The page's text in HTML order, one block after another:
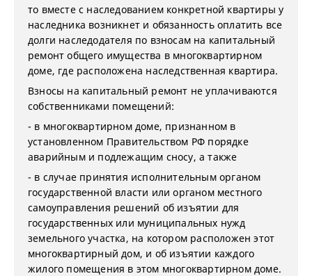
то вместе с наследованием конкретной квартиры у
наследника возникнет и обязанность оплатить все
долги наследодателя по взносам на капитальный
ремонт общего имущества в многоквартирном
доме, где расположена наследственная квартира.
Взносы на капитальный ремонт не уплачиваются
собственниками помещений:
- в многоквартирном доме, признанном в
установленном Правительством РФ порядке
аварийным и подлежащим сносу, а также
- в случае принятия исполнительным органом
государственной власти или органом местного
самоуправления решений об изъятии для
государственных или муниципальных нужд
земельного участка, на котором расположен этот
многоквартирный дом, и об изъятии каждого
жилого помещения в этом многоквартирном доме.